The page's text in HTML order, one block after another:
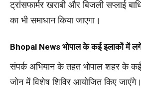
ट्रांसफार्मर खराबी और बिजली सप्लाई
का भी समाधान किया जाएगा।
Bhopal News भोपाल के कई इलाकों में
संपर्क अभियान के तहत भोपाल शहर के
जोन में विशेष शिविर आयोजित किए